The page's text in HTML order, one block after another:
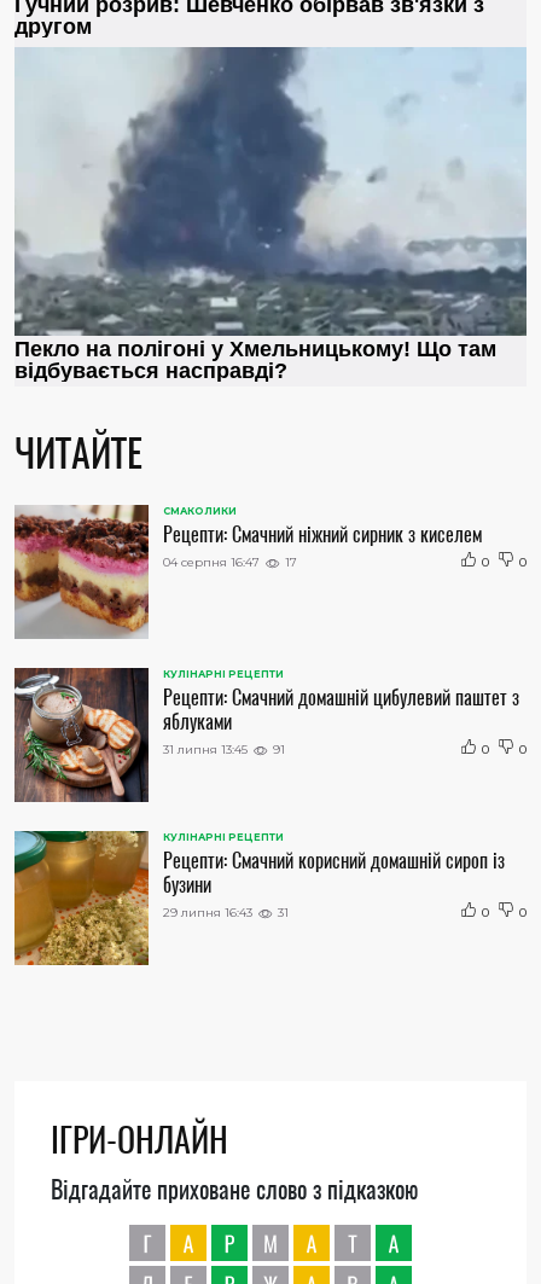
ЧИТАЙТЕ
СМАКОЛИКИ
Рецепти: Смачний ніжний сирник з киселем
04 серпня 16:47 17 0 0
КУЛІНАРНІ РЕЦЕПТИ
Рецепти: Смачний домашній цибулевий паштет з
яблуками
31 липня 13:45 91 0 0
КУЛІНАРНІ РЕЦЕПТИ
Рецепти: Смачний корисний домашній сироп із
бузини
29 липня 16:43 31 0 0
ІГРИ-ОНЛАЙН
Відгадайте приховане слово з підказкою